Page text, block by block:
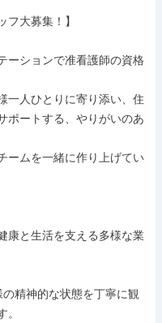
フ大募集！】
ーションで准看護師の資格
一人ひとりに寄り添い、住
ポートする、やりがいのあ
ームを一緒に作り上げてい
康と生活を支える多様な業
精神的な状態を丁寧に観